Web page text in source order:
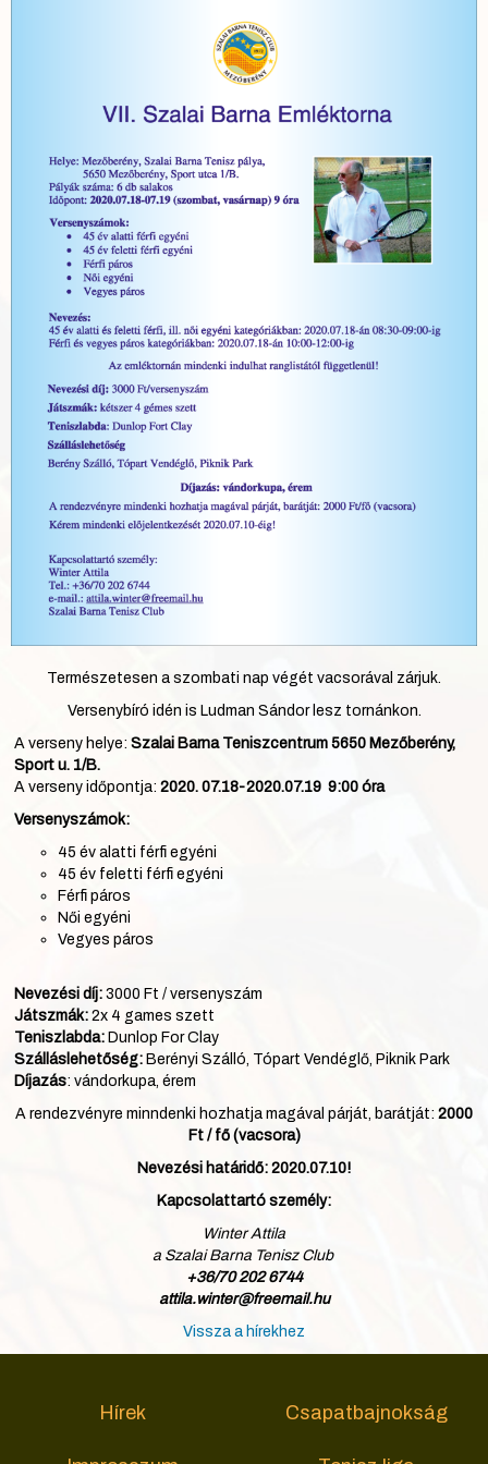
Természetesen a szombati nap végét vacsorával zárjuk.
Versenybíró idén is Ludman Sándor lesz tornánkon.
A verseny helye: Szalai Barna Teniszcentrum 5650 Mezőberény,
Sport u. 1/B.
A verseny időpontja: 2020. 07.18-2020.07.19 9:00 óra
Versenyszámok:
45 év alatti férfi egyéni
45 év feletti férfi egyéni
Férfi páros
Női egyéni
Vegyes páros
Nevezési díj: 3000 Ft / versenyszám
Játszmák: 2x 4 games szett
Teniszlabda: Dunlop For Clay
Szálláslehetőség: Berényi Szálló, Tópart Vendéglő, Piknik Park
Díjazás: vándorkupa, érem
A rendezvényre minndenki hozhatja magával párját, barátját: 2000
Ft / fő (vacsora)
Nevezési határidő: 2020.07.10!
Kapcsolattartó személy:
Winter Attila
a Szalai Barna Tenisz Club
+36/70 202 6744
attila.winter@freemail.hu
Vissza a hírekhez
Hírek Csapatbajnokság